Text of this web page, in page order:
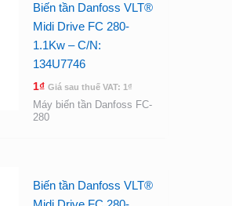
Biến tần Danfoss VLT®
Midi Drive FC 280-
1.1Kw – C/N:
134U7746
1₫ Giá sau thuế VAT: 1 ₫
Máy biến tần Danfoss FC-
280
Biến tần Danfoss VLT®